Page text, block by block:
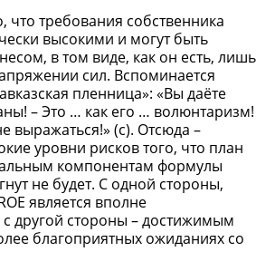
что требования собственника
высокими и могут быть
в том виде, как он есть, лишь
сил. Вспоминается
пленница»: «Вы даёте
– Это … как его … волюнтаризм!
выражаться!» (с). Отсюда –
уровни рисков того, что план
компонентам формулы
не будет. С одной стороны,
является вполне
другой стороны – достижимым
благоприятных ожиданиях со